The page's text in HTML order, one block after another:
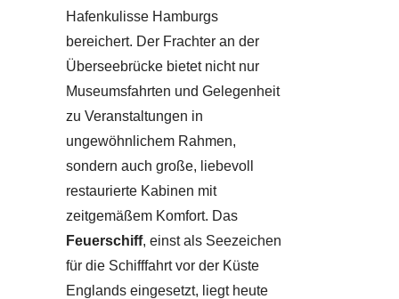
Hafenkulisse Hamburgs
bereichert. Der Frachter an der
Überseebrücke bietet nicht nur
Museumsfahrten und Gelegenheit
zu Veranstaltungen in
ungewöhnlichem Rahmen,
sondern auch große, liebevoll
restaurierte Kabinen mit
zeitgemäßem Komfort. Das
Feuerschiff, einst als Seezeichen
für die Schifffahrt vor der Küste
Englands eingesetzt, liegt heute